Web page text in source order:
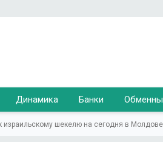
Динамика Банки
израильскому шекелю на сегодня в Молдове